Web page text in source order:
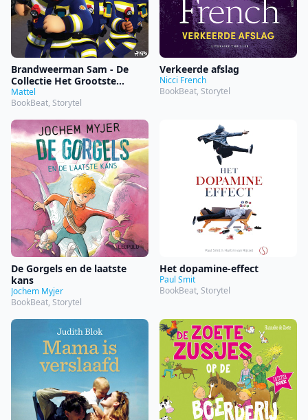
Brandweerman Sam - De
Collectie Het Grootste
Avontuur
Mattel
BookBeat, Storytel
Verkeerde afslag
Nicci French
BookBeat, Storytel
De Gorgels en de laatste
kans
Jochem Myjer
BookBeat, Storytel
Het dopamine-effect
Paul Smit
BookBeat, Storytel